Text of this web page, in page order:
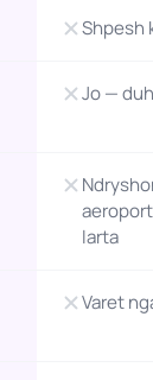
Shpesh
Jo —
larta
Varet